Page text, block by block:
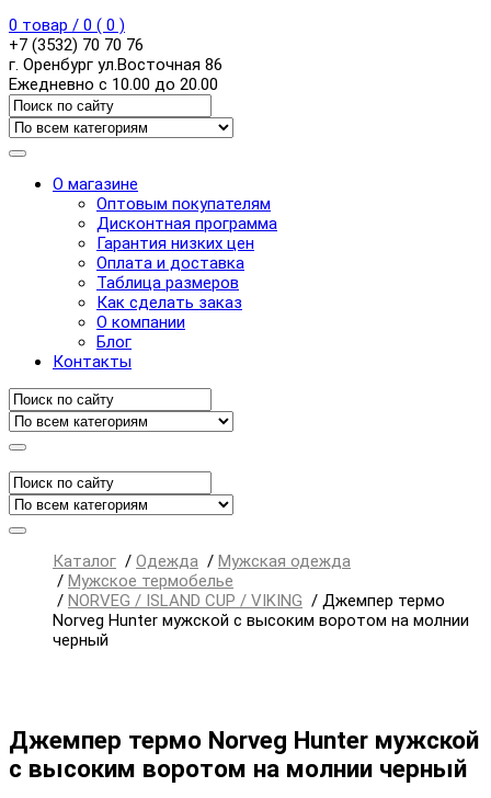
0 товар / 0 ( 0 )
+7 (3532) 70 70 76
г. Оренбург ул.Восточная 86
Ежедневно с 10.00 до 20.00
О магазине
Оптовым покупателям
Дисконтная программа
Гарантия низких цен
Оплата и доставка
Таблица размеров
Как сделать заказ
О компании
Блог
Контакты
Каталог / Одежда / Мужская одежда
/ Мужское термобелье
/ NORVEG / ISLAND CUP / VIKING / Джемпер термо
Norveg Hunter мужской с высоким воротом на молнии
черный
Джемпер термо Norveg Hunter мужской
с высоким воротом на молнии черный